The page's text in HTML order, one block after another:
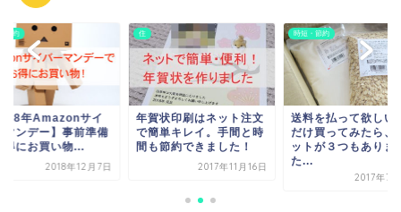
節約
年Amazonサイ
マンデー】事前準備
得にお買い物...
2018年12月7日
住
年賀状印刷はネット注文
で簡単キレイ。手間と時
間も節約できました！
2017年11月16日
時短・節約
送料を払って欲しい
だけ買ってみたら、
ットが３つもありま
た...
2017年7